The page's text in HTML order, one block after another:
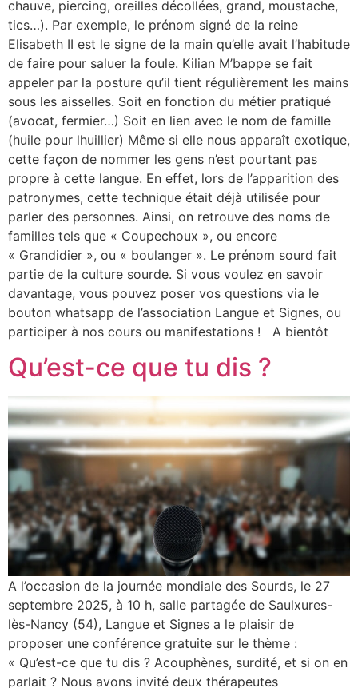
chauve, piercing, oreilles décollées, grand, moustache,
tics…). Par exemple, le prénom signé de la reine
Elisabeth II est le signe de la main qu’elle avait l’habitude
de faire pour saluer la foule. Kilian M’bappe se fait
appeler par la posture qu’il tient régulièrement les mains
sous les aisselles. Soit en fonction du métier pratiqué
(avocat, fermier…) Soit en lien avec le nom de famille
(huile pour lhuillier) Même si elle nous apparaît exotique,
cette façon de nommer les gens n’est pourtant pas
propre à cette langue. En effet, lors de l’apparition des
patronymes, cette technique était déjà utilisée pour
parler des personnes. Ainsi, on retrouve des noms de
familles tels que « Coupechoux », ou encore
« Grandidier », ou « boulanger ». Le prénom sourd fait
partie de la culture sourde. Si vous voulez en savoir
davantage, vous pouvez poser vos questions via le
bouton whatsapp de l’association Langue et Signes, ou
participer à nos cours ou manifestations ! A bientôt
Qu’est-ce que tu dis ?
A l’occasion de la journée mondiale des Sourds, le 27
septembre 2025, à 10 h, salle partagée de Saulxures-
lès-Nancy (54), Langue et Signes a le plaisir de
proposer une conférence gratuite sur le thème :
« Qu’est-ce que tu dis ? Acouphènes, surdité, et si on en
parlait ? Nous avons invité deux thérapeutes